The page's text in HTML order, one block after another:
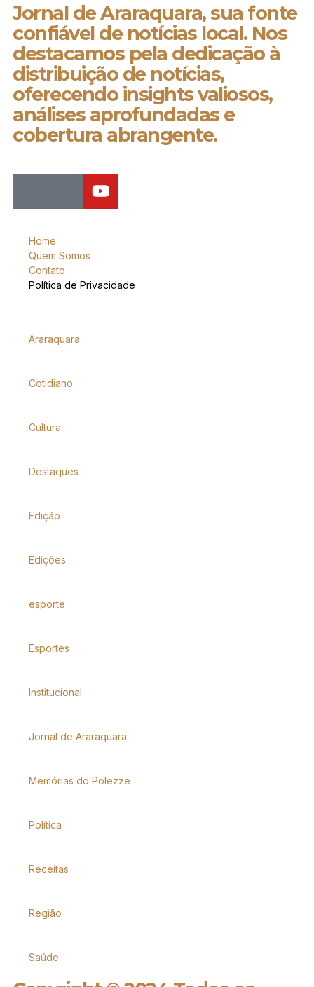
Jornal de Araraquara, sua fonte
confiável de notícias local. Nos
destacamos pela dedicação à
distribuição de notícias,
oferecendo insights valiosos,
análises aprofundadas e
cobertura abrangente.
Home
Quem Somos
Contato
Política de Privacidade
Araraquara
Cotidiano
Cultura
Destaques
Edição
Edições
esporte
Esportes
Institucional
Jornal de Araraquara
Memórias do Polezze
Política
Receitas
Região
Saúde